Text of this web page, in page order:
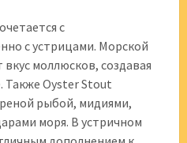
с
с устрицами. Морской
моллюсков, создавая
Также Oyster Stout
рыбой, мидиями,
моря. В устричном